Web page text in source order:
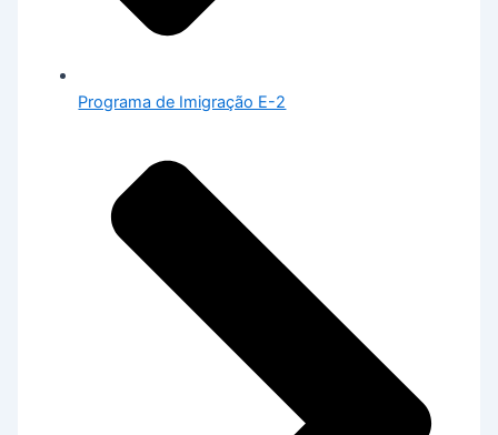
Programa de Imigração E-2